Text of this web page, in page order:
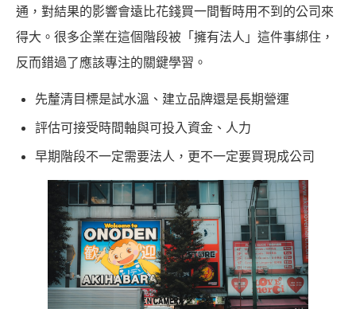
通，對結果的影響會遠比花錢買一間暫時用不到的公司來
得大。很多企業在這個階段被「擁有法人」這件事綁住，
反而錯過了應該專注的關鍵學習。
先釐清目標是試水溫、建立品牌還是長期營運
評估可接受時間軸與可投入資金、人力
早期階段不一定需要法人，更不一定要買現成公司